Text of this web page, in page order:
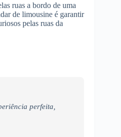
ruas a bordo de uma
de limousine é garantir
pelas ruas da
perfeita,